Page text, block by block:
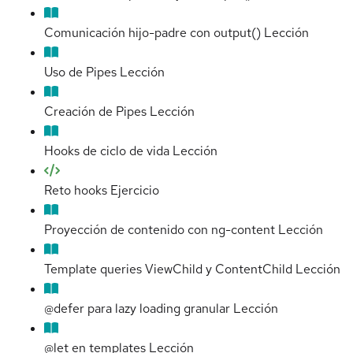
Comunicación hijo-padre con output() Lección
Uso de Pipes Lección
Creación de Pipes Lección
Hooks de ciclo de vida Lección
Reto hooks Ejercicio
Proyección de contenido con ng-content Lección
Template queries ViewChild y ContentChild Lección
@defer para lazy loading granular Lección
@let en templates Lección